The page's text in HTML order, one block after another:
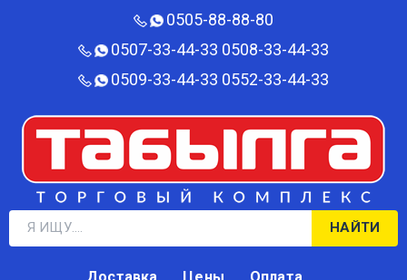
0505-88-88-80‬
0507-33-44-33 0508-33-44-33
0509-33-44-33 0552-33-44-33
НАЙТИ